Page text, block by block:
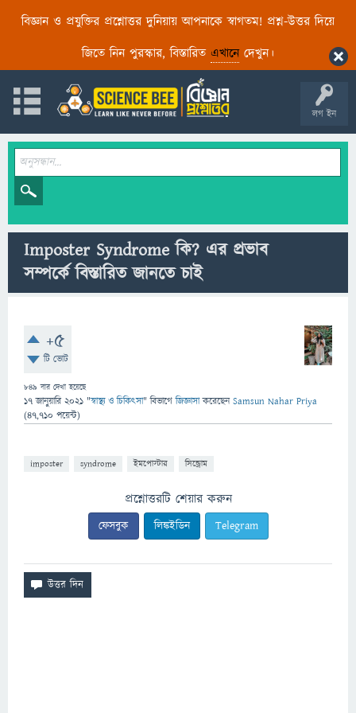
বিজ্ঞান ও প্রযুক্তির প্রশ্নোত্তর দুনিয়ায় আপনাকে স্বাগতম! প্রশ্ন-উত্তর দিয়ে
জিতে নিন পুরস্কার, বিস্তারিত এখানেদেখুন।
লগ ইন
Imposter Syndrome কি? এর প্রভাব
সম্পর্কে বিস্তারিত জানতে চাই
+5
টি ভোট
849 বার দেখা হয়েছে
17 জানুয়ারি 2021 "স্বাস্থ্য ও চিকিৎসা" বিভাগে জিজ্ঞাসাকরেছেনSamsun Nahar Priya
(47,710 পয়েন্ট)
imposter syndrome ইমপোস্টার সিন্ড্রোম
প্রশ্নোত্তরটি শেয়ার করুন
ফেসবুক লিঙ্কইডিন Telegram